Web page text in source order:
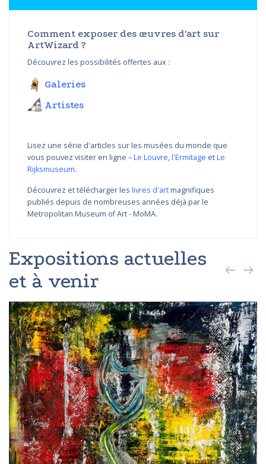
Comment exposer des œuvres d'art sur
ArtWizard ?
Découvrez les possibilités offertes aux :
Galeries
Artistes
Lisez une série d'articles sur les musées du monde que
vous pouvez visiter en ligne –Le Louvre,l'Ermitage etLe
Rijksmuseum.
Découvrez et télécharger les livres d'artmagnifiques
publiés depuis de nombreuses années déjà par le
Metropolitan Museum of Art - MoMA.
Expositions actuelles
et à venir